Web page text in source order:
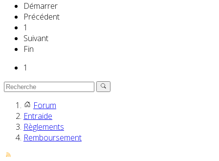
Démarrer
Précédent
1
Suivant
Fin
1
Forum
Entraide
Règlements
Remboursement